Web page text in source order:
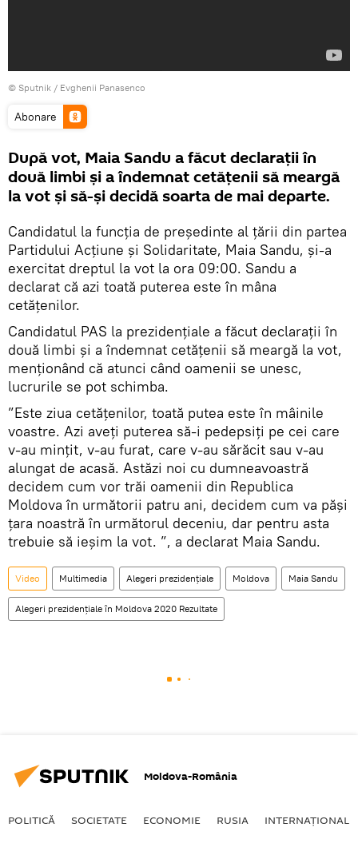
© Sputnik / Evghenii Panasenco
Abonare
După vot, Maia Sandu a făcut declarații în
două limbi și a îndemnat cetățenii să meargă
la vot și să-și decidă soarta de mai departe.
Candidatul la funcția de președinte al țării din partea
Partidului Acțiune și Solidaritate, Maia Sandu, și-a
exercitat dreptul la vot la ora 09:00. Sandu a
declarat că azi toată puterea este în mâna
cetățenilor.
Candidatul PAS la prezidențiale a făcut declarații în
două limbi și a îndemnat cetățenii să meargă la vot,
menționând că atunci când oamenii se unesc,
lucrurile se pot schimba.
”Este ziua cetățenilor, toată putea este în mâinile
voastre. Azi aveți puterea să-i pedepsiți pe cei care
v-au mințit, v-au furat, care v-au sărăcit sau v-au
alungat de acasă. Astăzi noi cu dumneavoastră
decidem cum vor trăi oamenii din Republica
Moldova în următorii patru ani, decidem cum va păși
țara noastră în următorul deceniu, dar pentru asta
trebuie să ieșim la vot. ”, a declarat Maia Sandu.
Video Multimedia Alegeri prezidențiale Moldova Maia Sandu
Alegeri prezidențiale în Moldova 2020 Rezultate
Moldova-România
POLITICĂ SOCIETATE ECONOMIE RUSIA INTERNAŢIONAL